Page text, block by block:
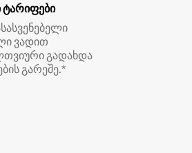
ვადით
გადახდა
გარეშე.*